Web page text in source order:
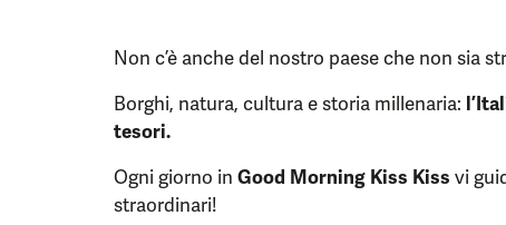
Non c’è anche del nostro paese che non sia
Borghi, natura, cultura e storia millenaria:
tesori.
Ogni giorno in Good Morning Kiss Kiss vi
straordinari!